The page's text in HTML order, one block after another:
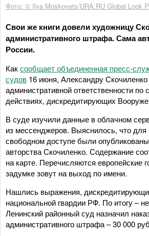
Фото: © Ilya Moskovets/URA.RU Global Look
Свои же книги довели художницу
административного штрафа. Сама
России.
Каксообщает объединенная пресс-
судов 16 июня, Александру
административной ответственности по
действиях, дискредитирующих
В суде изучили данные в облачном
из мессенджеров. Выяснилось, что для
свободном доступе были опубликованы
авторства Скочиленко. Содержание
на карте. Перечисляются европейские
задумке зовут на выход по имени.
Нашлись выражения,
национальной гвардии РФ. По итогу –
Ленинский районный суд назначил
административного штрафа – 30 000